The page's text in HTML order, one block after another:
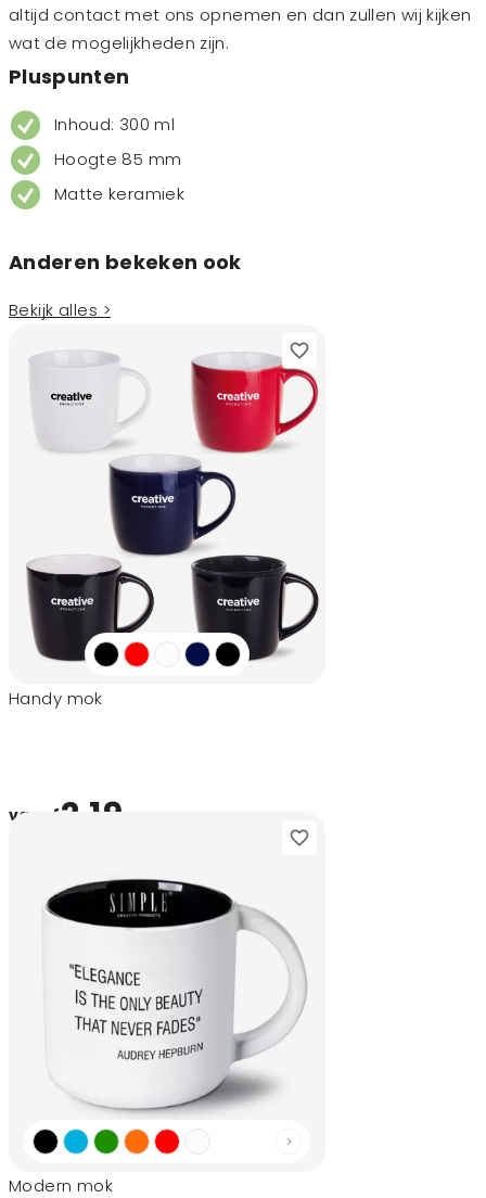
altijd contact met ons opnemen en dan zullen wij kijken
wat de mogelijkheden zijn.
Pluspunten
Inhoud: 300 ml
Hoogte 85 mm
Matte keramiek
Anderen bekeken ook
Bekijk alles >
Handy mok
vanaf2,19
Modern mok